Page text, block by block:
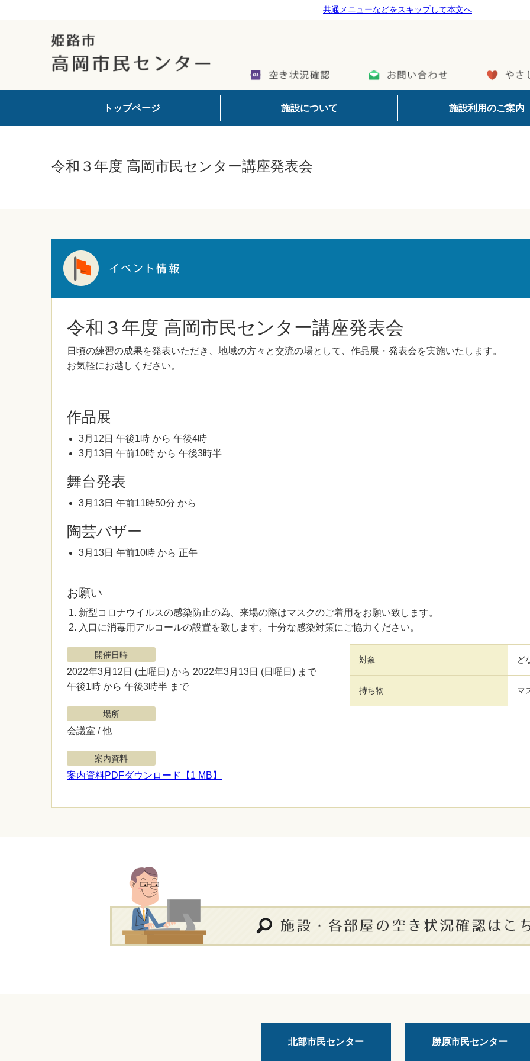
共通メニューなどをスキップして本文へ
トップページ 施設について
アクセスマップ
施設利用のご案内
令和３年度 高岡市民センター講座発表会
令和３年度 高岡市民センター講座発表会
日頃の練習の成果を発表いただき、地域の方々と交流の場として、作品展・発表会を実施いたします。
お気軽にお越しください。
作品展
3月12日 午後1時 から 午後4時
3月13日 午前10時 から 午後3時半
舞台発表
3月13日 午前11時50分 から
陶芸バザー
3月13日 午前10時 から 正午
お願い
新型コロナウイルスの感染防止の為、来場の際はマスクのご着用をお願い致します。
入口に消毒用アルコールの設置を致します。十分な感染対策にご協力ください。
開催日時
2022年3月12日 (土曜日) から 2022年3月13日 (日曜日) まで
午後1時 から 午後3時半 まで
場所
会議室 / 他
案内資料
案内資料PDFダウンロード【1 MB】
対象 ど
持ち物 マ
北部市民センター 勝原市民センター